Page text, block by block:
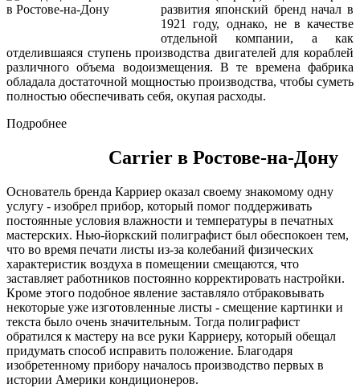
развития японский бренд начал в
1921 году, однако, не в качестве
отдельной компании, а как
отделившаяся ступень производства двигателей для кораблей
различного объема водоизмещения. В те времена фабрика
обладала достаточной мощностью производства, чтобы суметь
полностью обеспечивать себя, окупая расходы.
Подробнее
Carrier в Ростове-на-Дону
Основатель бренда Карриер оказал своему знакомому одну
услугу - изобрел прибор, который помог поддерживать
постоянные условия влажности и температуры в печатных
мастерских. Нью-йоркский полиграфист был обеспокоен тем,
что во время печати листы из-за колебаний физических
характеристик воздуха в помещении смещаются, что
заставляет работников постоянно корректировать настройки.
Кроме этого подобное явление заставляло отбраковывать
некоторые уже изготовленные листы - смещение картинки и
текста было очень значительным. Тогда полиграфист
обратился к мастеру на все руки Карриеру, который обещал
придумать способ исправить положение. Благодаря
изобретенному прибору началось производство первых в
истории Америки кондиционеров.